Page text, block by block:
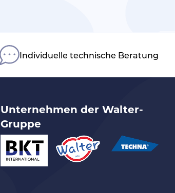
Individuelle technische Beratung
Unternehmen der Walter-
Gruppe